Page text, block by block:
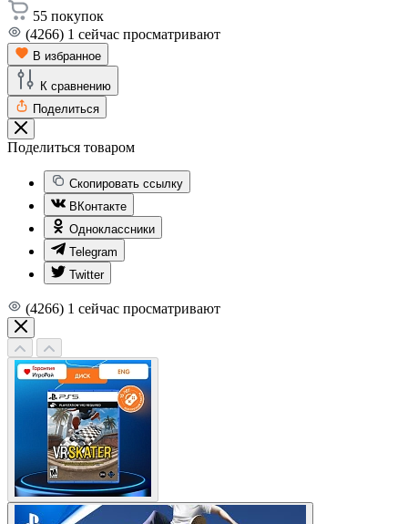
55 покупок
(4266) 1 сейчас просматривают
В избранное
К сравнению
Поделиться
Поделиться товаром
Скопировать ссылку
ВКонтакте
Одноклассники
Telegram
Twitter
(4266) 1 сейчас просматривают